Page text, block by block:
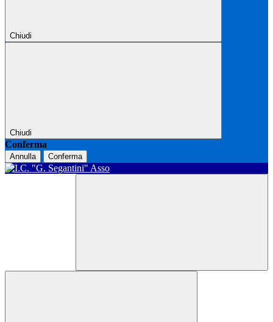
Chiudi
Chiudi
Conferma
Annulla Conferma